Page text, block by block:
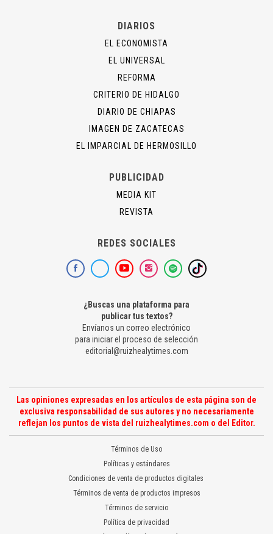
DIARIOS
EL ECONOMISTA
EL UNIVERSAL
REFORMA
CRITERIO DE HIDALGO
DIARIO DE CHIAPAS
IMAGEN DE ZACATECAS
EL IMPARCIAL DE HERMOSILLO
PUBLICIDAD
MEDIA KIT
REVISTA
REDES SOCIALES
¿Buscas una plataforma para
publicar tus textos?
Envíanos un correo electrónico
para iniciar el proceso de selección
editorial@ruizhealytimes.com
Las opiniones expresadas en los artículos de esta página son de
exclusiva responsabilidad de sus autores y no necesariamente
reflejan los puntos de vista del ruizhealytimes.com o del Editor.
Términos de Uso
Políticas y estándares
Condiciones de venta de productos digitales
Términos de venta de productos impresos
Términos de servicio
Política de privacidad